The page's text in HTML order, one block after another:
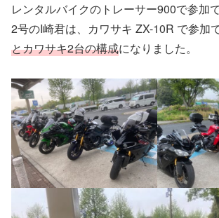
レンタルバイクのトレーサー900で参加
2号のI崎君は、カワサキ ZX-10R で参加で
とカワサキ2台の構成になりました。